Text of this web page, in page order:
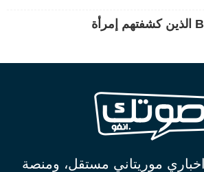
موريتاني مستقل، ومنصة